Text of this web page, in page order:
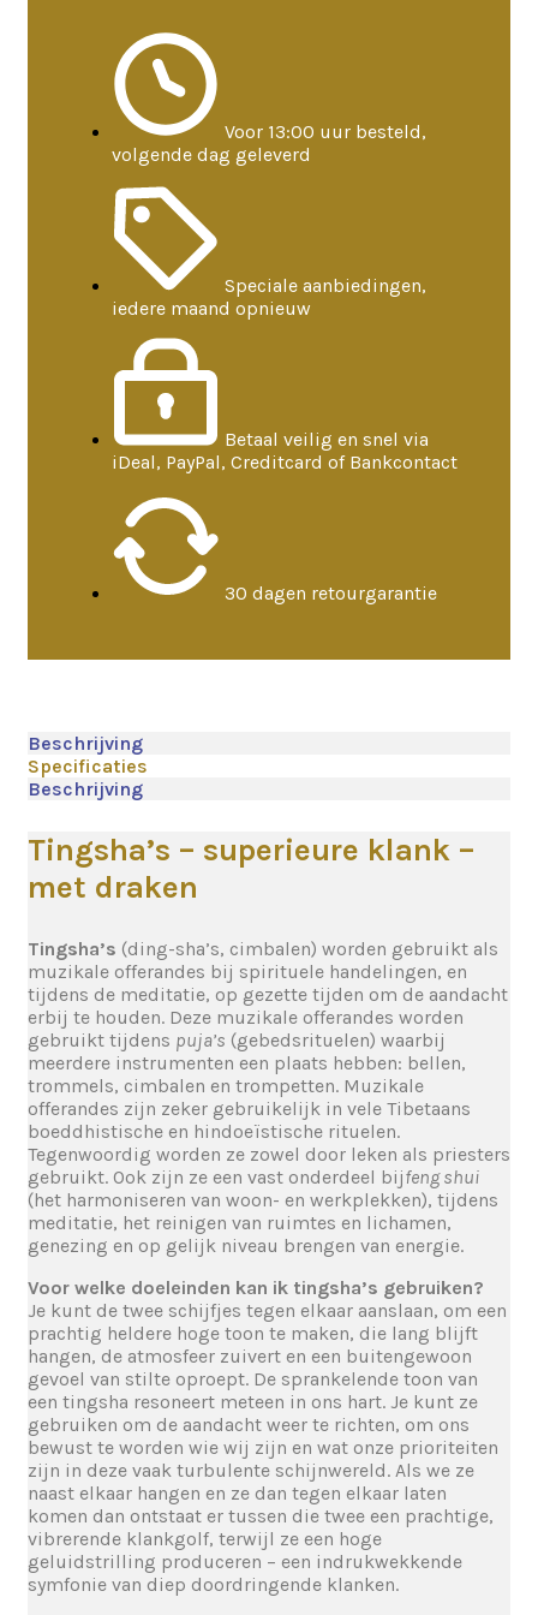
Voor 13:00 uur besteld,
volgende dag geleverd
Speciale aanbiedingen,
iedere maand opnieuw
Betaal veilig en snel via
iDeal, PayPal, Creditcard of Bankcontact
30 dagen retourgarantie
Beschrijving
Specificaties
Beschrijving
Tingsha’s – superieure klank –
met draken
Tingsha’s (ding-sha’s, cimbalen) worden gebruikt als
muzikale offerandes bij spirituele handelingen, en
tijdens de meditatie, op gezette tijden om de aandacht
erbij te houden. Deze muzikale offerandes worden
gebruikt tijdens puja’s (gebedsrituelen) waarbij
meerdere instrumenten een plaats hebben: bellen,
trommels, cimbalen en trompetten. Muzikale
offerandes zijn zeker gebruikelijk in vele Tibetaans
boeddhistische en hindoeïstische rituelen.
Tegenwoordig worden ze zowel door leken als priesters
gebruikt. Ook zijn ze een vast onderdeel bijfeng shui
(het harmoniseren van woon- en werkplekken), tijdens
meditatie, het reinigen van ruimtes en lichamen,
genezing en op gelijk niveau brengen van energie.
Voor welke doeleinden kan ik tingsha’s gebruiken?
Je kunt de twee schijfjes tegen elkaar aanslaan, om een
prachtig heldere hoge toon te maken, die lang blijft
hangen, de atmosfeer zuivert en een buitengewoon
gevoel van stilte oproept. De sprankelende toon van
een tingsha resoneert meteen in ons hart. Je kunt ze
gebruiken om de aandacht weer te richten, om ons
bewust te worden wie wij zijn en wat onze prioriteiten
zijn in deze vaak turbulente schijnwereld. Als we ze
naast elkaar hangen en ze dan tegen elkaar laten
komen dan ontstaat er tussen die twee een prachtige,
vibrerende klankgolf, terwijl ze een hoge
geluidstrilling produceren – een indrukwekkende
symfonie van diep doordringende klanken.